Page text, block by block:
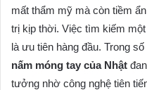
mất thẩm mỹ mà còn tiềm
trị kịp thời. Việc tìm kiếm
là ưu tiên hàng đầu. Trong
nấm móng tay của Nhật
tưởng nhờ công nghệ tiên